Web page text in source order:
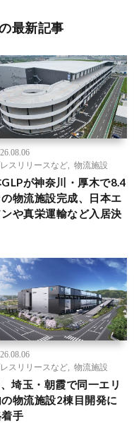
最新記事
スリリースなど
物流施設
GLPが神奈川・厚木で8.4
物流施設完成、日本エ
や真栄運輸など入居決
スリリースなど
物流施設
、埼玉・朝霞で同一エリ
物流施設2棟目開発に
手